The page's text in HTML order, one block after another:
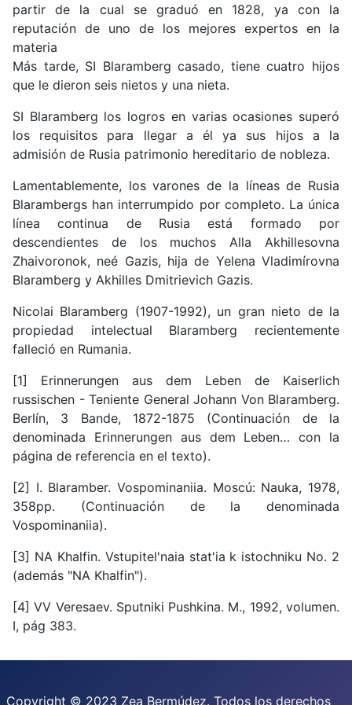
partir de la cual se graduó en 1828, ya con la
reputación de uno de los mejores expertos en la
materia
Más tarde, SI Blaramberg casado, tiene cuatro hijos
que le dieron seis nietos y una nieta.
SI Blaramberg los logros en varias ocasiones superó
los requisitos para llegar a él ya sus hijos a la
admisión de Rusia patrimonio hereditario de nobleza.
Lamentablemente, los varones de la líneas de Rusia
Blarambergs han interrumpido por completo. La única
línea continua de Rusia está formado por
descendientes de los muchos Alla Akhillesovna
Zhaivoronok, neé Gazis, hija de Yelena Vladimírovna
Blaramberg y Akhilles Dmitrievich Gazis.
Nicolai Blaramberg (1907-1992), un gran nieto de la
propiedad intelectual Blaramberg recientemente
falleció en Rumania.
[1] Erinnerungen aus dem Leben de Kaiserlich
russischen - Teniente General Johann Von Blaramberg.
Berlín, 3 Bande, 1872-1875 (Continuación de la
denominada Erinnerungen aus dem Leben… con la
página de referencia en el texto).
[2] I. Blaramber. Vospominaniia. Moscú: Nauka, 1978,
358pp. (Continuación de la denominada
Vospominaniia).
[3] NA Khalfin. Vstupitel'naia stat'ia k istochniku No. 2
(además "NA Khalfin").
[4] VV Veresaev. Sputniki Pushkina. M., 1992, volumen.
I, pág 383.
Copyright © 2023 Zea Bermúdez. Todos los derechos